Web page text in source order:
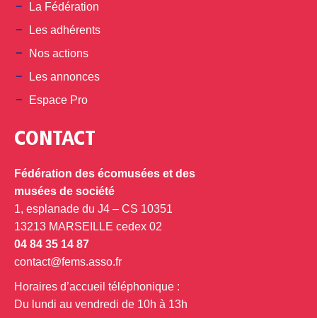
La Fédération
Les adhérents
Nos actions
Les annonces
Espace Pro
CONTACT
Fédération des écomusées et des
musées de société
1, esplanade du J4 – CS 10351
13213 MARSEILLE cedex 02
04 84 35 14 87
contact@fems.asso.fr
Horaires d’accueil téléphonique :
Du lundi au vendredi de 10h à 13h